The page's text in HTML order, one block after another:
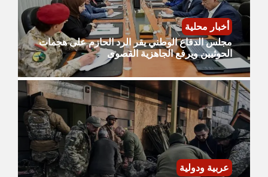
أخبار محلية
مجلس الدفاع الوطني يقر الرد الحازم على هجمات
الحوثيين ويرفع الجاهزية القصوى
عربية ودولية